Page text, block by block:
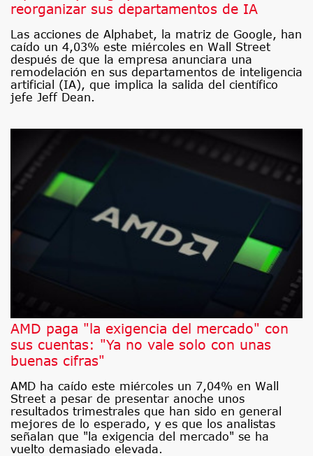
reorganizar sus departamentos de IA
Las acciones de Alphabet, la matriz de Google, han
caído un 4,03% este miércoles en Wall Street
después de que la empresa anunciara una
remodelación en sus departamentos de inteligencia
artificial (IA), que implica la salida del científico
jefe Jeff Dean.
AMD paga "la exigencia del mercado" con
sus cuentas: "Ya no vale solo con unas
buenas cifras"
AMD ha caído este miércoles un 7,04% en Wall
Street a pesar de presentar anoche unos
resultados trimestrales que han sido en general
mejores de lo esperado, y es que los analistas
señalan que "la exigencia del mercado" se ha
vuelto demasiado elevada.